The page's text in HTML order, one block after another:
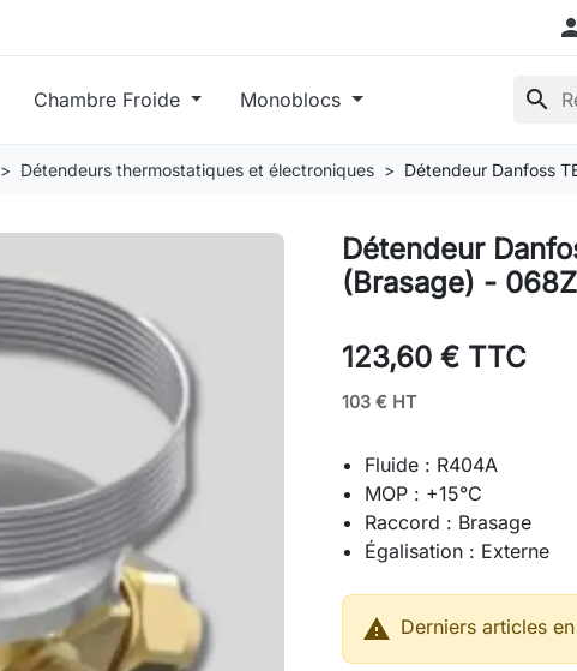
Chambre Froide Monoblocs search
Détendeurs thermostatiques et électroniques Détendeur Danfoss
Détendeur
(Brasage) -
123,60 € TTC
103 € HT
Fluide : R404A
MOP : +15°C
Raccord : Brasage
Égalisation : Externe
 Derniers articles